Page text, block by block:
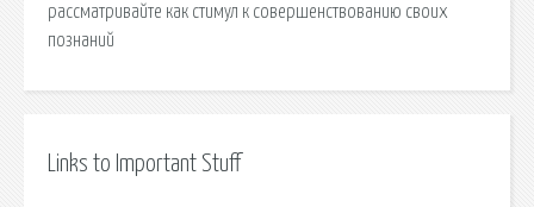
рассматривайте как стимул к совершенствованию своих
познаний
Links to Important Stuff